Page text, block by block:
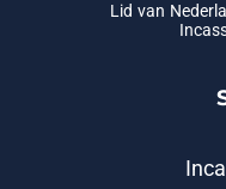
Lid van